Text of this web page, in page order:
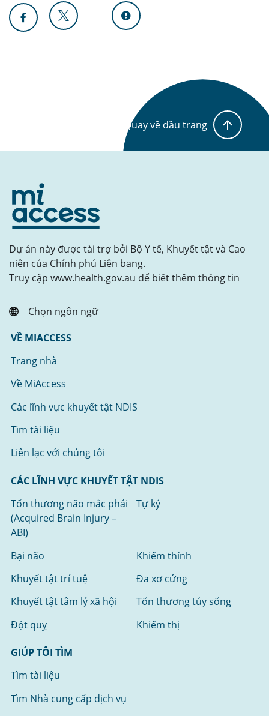
Quay về đầu trang
Dự án này được tài trợ bởi Bộ Y tế, Khuyết tật và Cao
niên của Chính phủ Liên bang.
Truy cập www.health.gov.au để biết thêm thông tin
Chọn ngôn ngữ
VỀ MIACCESS
Trang nhà
Về MiAccess
Các lĩnh vực khuyết tật NDIS
Tìm tài liệu
Liên lạc với chúng tôi
CÁC LĨNH VỰC KHUYẾT TẬT NDIS
Tổn thương não mắc phải
(Acquired Brain Injury –
ABI)
Tự kỷ
Bại não
Khiếm thính
Khuyết tật trí tuệ
Đa xơ cứng
Khuyết tật tâm lý xã hội
Tổn thương tủy sống
Đột quỵ
Khiếm thị
GIÚP TÔI TÌM
Tìm tài liệu
Tìm Nhà cung cấp dịch vụ